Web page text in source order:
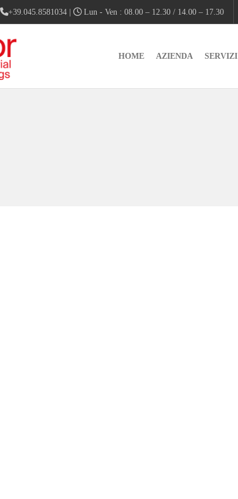
+39.045.8581034 | Lun - Ven : 08.00 – 12.30 / 14.00 – 17.30
HOME AZIENDA SERVIZI